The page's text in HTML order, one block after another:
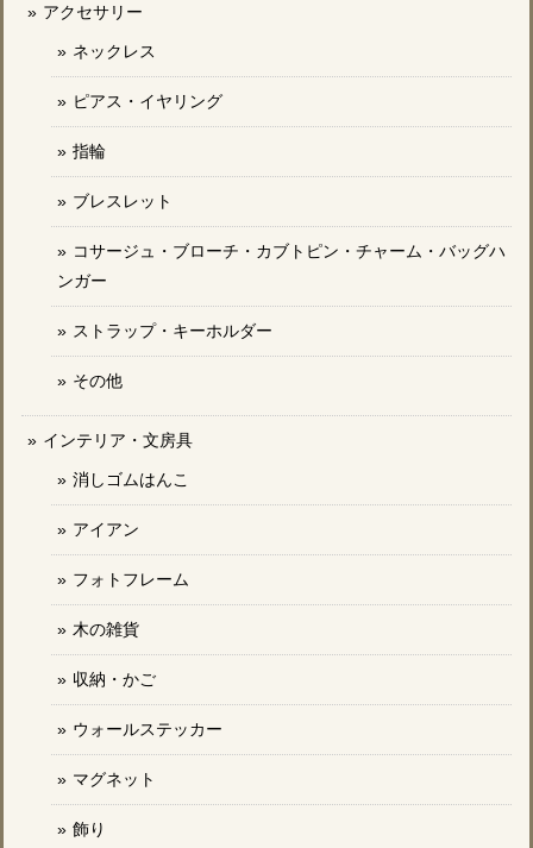
アクセサリー
ネックレス
ピアス・イヤリング
指輪
ブレスレット
コサージュ・ブローチ・カブトピン・チャーム・バッグハ
ンガー
ストラップ・キーホルダー
その他
インテリア・文房具
消しゴムはんこ
アイアン
フォトフレーム
木の雑貨
収納・かご
ウォールステッカー
マグネット
飾り